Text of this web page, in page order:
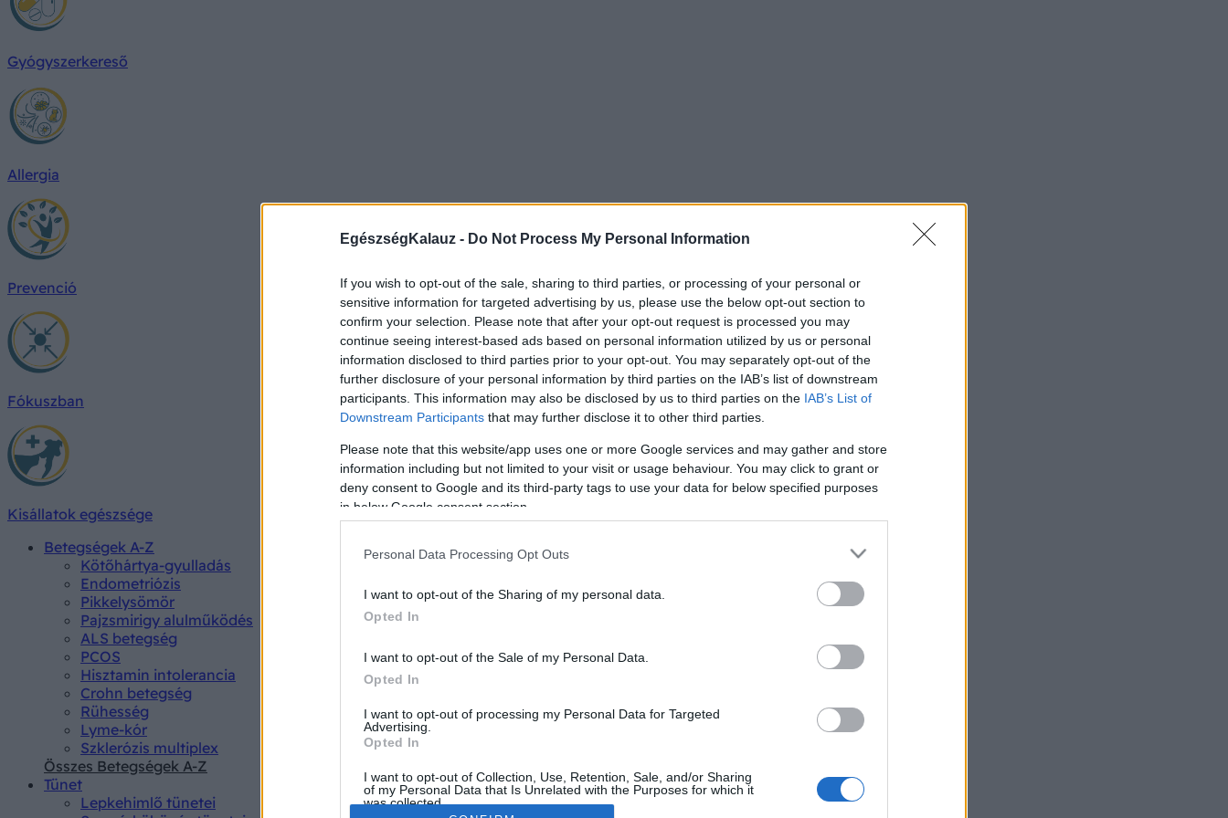
EgészségKalauz - Do Not Process My Personal Information
If you wish to opt-out of the sale, sharing to third parties, or processing of your personal or
sensitive information for targeted advertising by us, please use the below opt-out section to
confirm your selection. Please note that after your opt-out request is processed you may
continue seeing interest-based ads based on personal information utilized by us or personal
information disclosed to third parties prior to your opt-out. You may separately opt-out of the
further disclosure of your personal information by third parties on the IAB’s list of downstream
participants. This information may also be disclosed by us to third parties on the IAB’s List of
Downstream Participants that may further disclose it to other third parties.
Please note that this website/app uses one or more Google services and may gather and store
information including but not limited to your visit or usage behaviour. You may click to grant or
deny consent to Google and its third-party tags to use your data for below specified purposes
in below Google consent section.
Personal Data Processing Opt Outs
I want to opt-out of the Sharing of my personal data.
Opted In
I want to opt-out of the Sale of my Personal Data.
Opted In
I want to opt-out of processing my Personal Data for Targeted
Advertising.
Opted In
I want to opt-out of Collection, Use, Retention, Sale, and/or Sharing
of my Personal Data that Is Unrelated with the Purposes for which it
was collected.
Gyógyszerkereső
Allergia
Prevenció
Fókuszban
Kisállatok egészsége
Betegségek A-Z
Kötőhártya-gyulladás
Endometriózis
Pikkelysömör
Pajzsmirigy alulműködés
ALS betegség
PCOS
Hisztamin intolerancia
Crohn betegség
Rühesség
Lyme-kór
Szklerózis multiplex
Összes Betegségek A-Z
Tünet
Lepkehimlő tünetei